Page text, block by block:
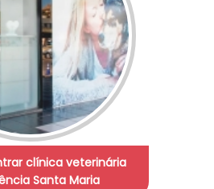
clínica veterinária
Santa Maria